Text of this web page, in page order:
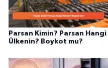
Parsan Kimin? Parsan Hangi
Ülkenin? Boykot mu?